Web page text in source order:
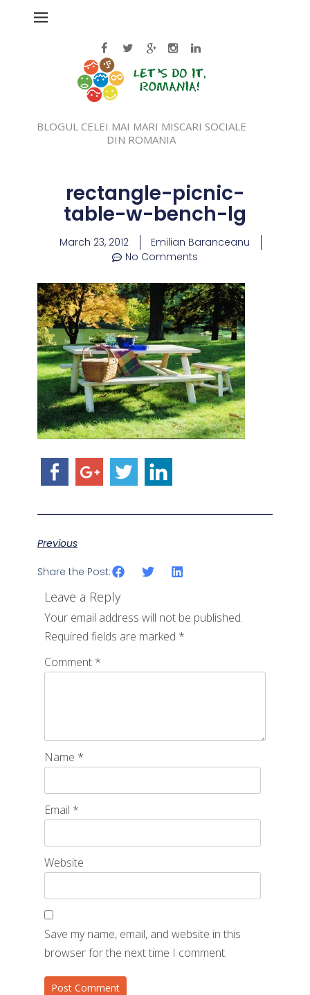
BLOGUL CELEI MAI MARI MISCARI SOCIALE
DIN ROMANIA
rectangle-picnic-
table-w-bench-lg
March 23, 2012
Emilian Baranceanu
No Comments
Previous
Share the Post:
Leave a Reply
Your email address will not be published.
Required fields are marked *
Comment *
Name *
Email *
Website
Save my name, email, and website in this
browser for the next time I comment.